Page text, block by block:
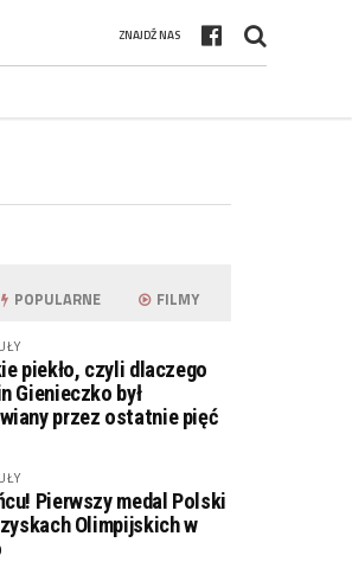
ZNAJDŹ NAS
POPULARNE FILMY
piekło, czyli dlaczego
Gienieczko był
przez ostatnie pięć
Pierwszy medal Polski
Olimpijskich w